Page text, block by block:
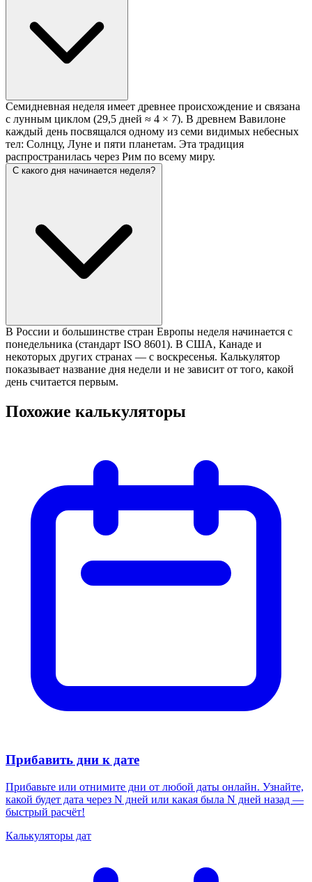
Семидневная неделя имеет древнее происхождение и связана
с лунным циклом (29,5 дней ≈ 4 × 7). В древнем Вавилоне
каждый день посвящался одному из семи видимых небесных
тел: Солнцу, Луне и пяти планетам. Эта традиция
распространилась через Рим по всему миру.
С какого дня начинается неделя?
В России и большинстве стран Европы неделя начинается с
понедельника (стандарт ISO 8601). В США, Канаде и
некоторых других странах — с воскресенья. Калькулятор
показывает название дня недели и не зависит от того, какой
день считается первым.
Похожие калькуляторы
Прибавить дни к дате
Прибавьте или отнимите дни от любой даты онлайн. Узнайте,
какой будет дата через N дней или какая была N дней назад —
быстрый расчёт!
Калькуляторы дат